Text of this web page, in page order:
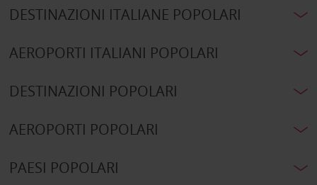
DESTINAZIONI ITALIANE POPOLARI
AEROPORTI ITALIANI POPOLARI
DESTINAZIONI POPOLARI
AEROPORTI POPOLARI
PAESI POPOLARI